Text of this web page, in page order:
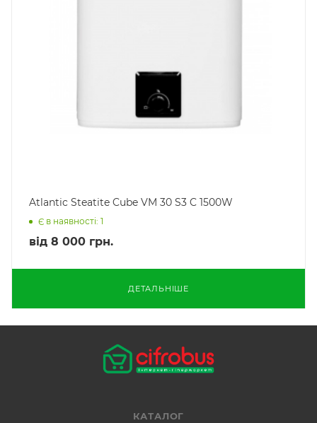
Atlantic Steatite Cube VM 30 S3 C 1500W
Є в наявності: 1
від 8 000 грн.
ДЕТАЛЬНІШЕ
КАТАЛОГ